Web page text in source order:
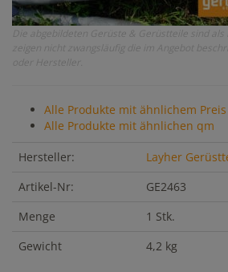
Die abgebildeten Gerüste & Gerüstteile sind als
zeigen nicht zwangsläufig die im Angebot
oder Hersteller.
Alle Produkte mit ähnlichem Preis
Alle Produkte mit ähnlichen qm
Hersteller:
Layher
Artikel-Nr:
GE2463
Menge
1 Stk.
Gewicht
4,2 kg